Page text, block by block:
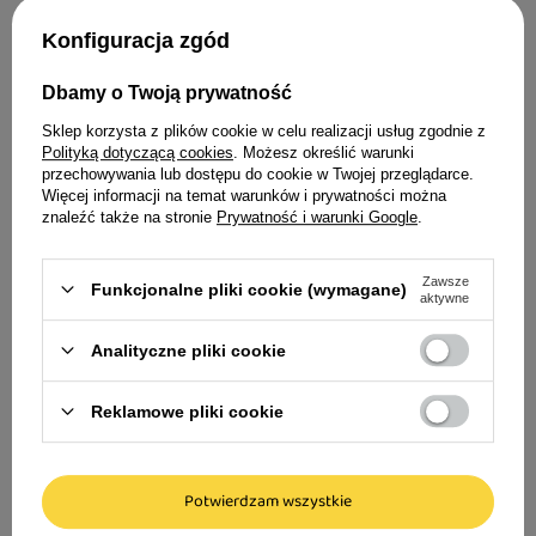
pochodzenia zwierzęcego
30% warzyw, owoców i ziół
BEZ mięsa i tłuszczu z kurczaka
BEZ zbóż i ziemniaków
Świeży łosoś (26%), białko z indyka (24%), groch
żółty, tłuszcz wołowy (8,5%), hydrolizowane
białko z indyka (7,5%), pulpa jabłkowa suszona,
białko grochu, hydrolizowana wątroba (3%),
ciecierzyca, siemię lniane, dynia, olej z łososia
(1%), marchew, chlorek potasu, mąka grochowa,
suszony rokitnik zwyczajny (0,2%), suszony
korzeń imbiru (0,1%), suszone jagody (0,1%),
Idealne uzupełnienie dla Twojego
czworonoga
Carnilove Active Dog Salmon & Turkey
sucha dla psów
56,99 zł
37,99 zł / kg
Konfiguracja zgód
Dbamy o Twoją prywatność
Sklep korzysta z plików cookie w celu realizacji usług zgodnie z
Polityką dotyczącą cookies . Możesz określić warunki
przechowywania lub dostępu do cookie w Twojej przeglądarce.
Więcej informacji na temat warunków i prywatności można
znaleźć także na stronie Prywatność i warunki Google
Funkcjonalne pliki cookie (wymagane)
Zawsze
aktywne
Analityczne pliki cookie
Reklamowe pliki cookie
Potwierdzam wszystkie